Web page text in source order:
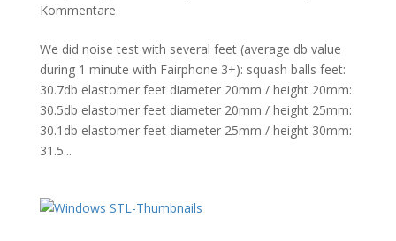
Kommentare
We did noise test with several feet (average db value
during 1 minute with Fairphone 3+): squash balls feet:
30.7db elastomer feet diameter 20mm / height 20mm:
30.5db elastomer feet diameter 20mm / height 25mm:
30.1db elastomer feet diameter 25mm / height 30mm:
31.5...